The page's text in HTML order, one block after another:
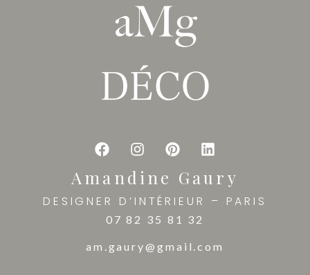
Amandine Gaury
DESIGNER D’INTÉRIEUR – PARIS
07 82 35 81 32
am.gaury@gmail.com